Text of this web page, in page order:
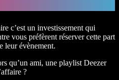
c’est un investissement qui
vous préfèrent réserver cette part
leur évènement.
qu’un ami, une playlist Deezer
?